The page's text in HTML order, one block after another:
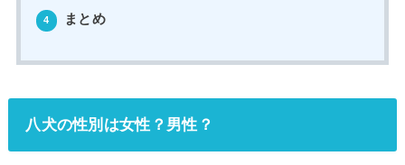
4 まとめ
八犬の性別は女性？男性？